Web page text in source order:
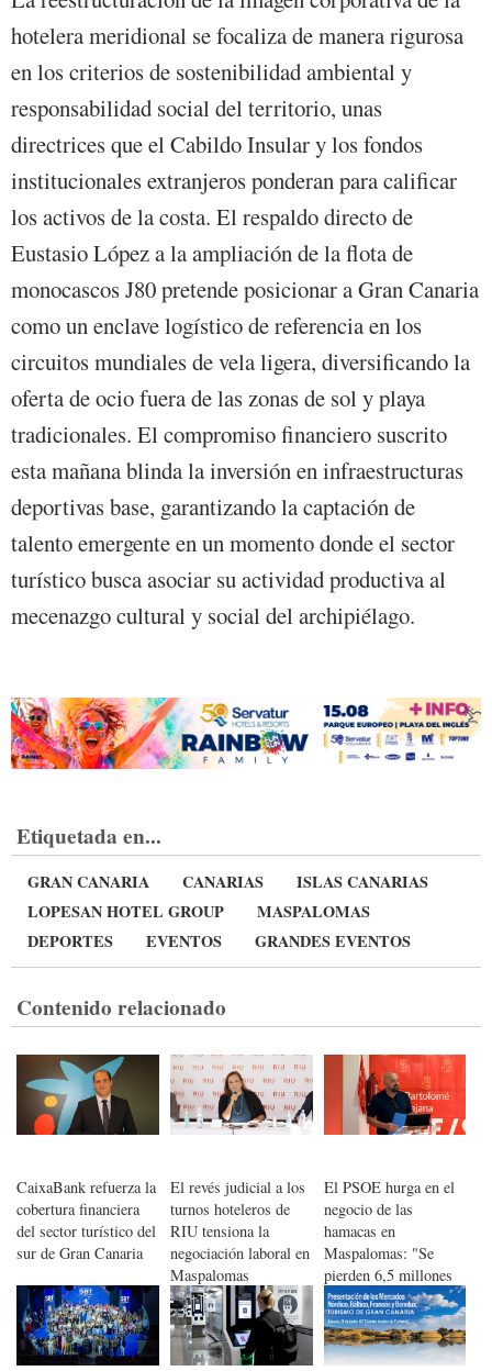
hotelera meridional se focaliza de manera rigurosa
en los criterios de sostenibilidad ambiental y
responsabilidad social del territorio, unas
directrices que el Cabildo Insular y los fondos
institucionales extranjeros ponderan para calificar
los activos de la costa. El respaldo directo de
Eustasio López a la ampliación de la flota de
monocascos J80 pretende posicionar a Gran Canaria
como un enclave logístico de referencia en los
circuitos mundiales de vela ligera, diversificando la
oferta de ocio fuera de las zonas de sol y playa
tradicionales. El compromiso financiero suscrito
esta mañana blinda la inversión en infraestructuras
deportivas base, garantizando la captación de
talento emergente en un momento donde el sector
turístico busca asociar su actividad productiva al
mecenazgo cultural y social del archipiélago.
Etiquetada en...
GRAN CANARIA CANARIAS
ISLAS CANARIAS
LOPESAN HOTEL GROUP
MASPALOMAS
DEPORTES
EVENTOS GRANDES EVENTOS
Contenido relacionado
CaixaBank refuerza la
cobertura financiera
del sector turístico del
sur de Gran Canaria
El revés judicial a los
turnos hoteleros de
RIU tensiona la
negociación laboral en
Maspalomas
El PSOE hurga en el
negocio de las
hamacas en
Maspalomas: "Se
pierden 6,5 millones
de euros"